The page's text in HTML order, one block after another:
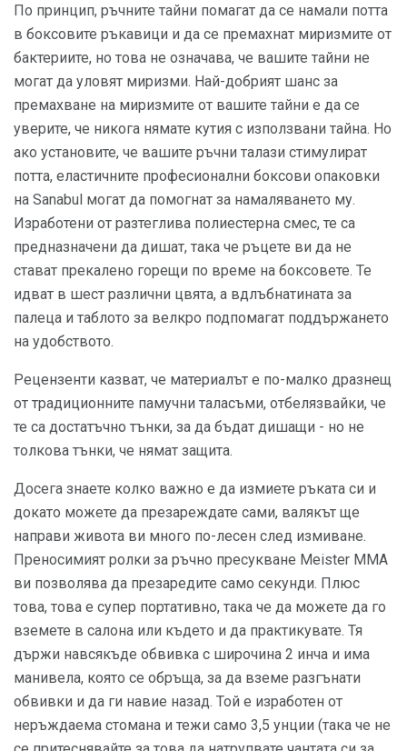
По принцип, ръчните тайни помагат да се намали потта
в боксовите ръкавици и да се премахнат миризмите от
бактериите, но това не означава, че вашите тайни не
могат да уловят миризми. Най-добрият шанс за
премахване на миризмите от вашите тайни е да се
уверите, че никога нямате кутия с използвани тайна. Но
ако установите, че вашите ръчни талази стимулират
потта, еластичните професионални боксови опаковки
на Sanabul могат да помогнат за намаляването му.
Изработени от разтеглива полиестерна смес, те са
предназначени да дишат, така че ръцете ви да не
стават прекалено горещи по време на боксовете. Те
идват в шест различни цвята, а вдлъбнатината за
палеца и таблото за велкро подпомагат поддържането
на удобството.
Рецензенти казват, че материалът е по-малко дразнещ
от традиционните памучни таласъми, отбелязвайки, че
те са достатъчно тънки, за да бъдат дишащи - но не
толкова тънки, че нямат защита.
Досега знаете колко важно е да измиете ръката си и
докато можете да презареждате сами, валякът ще
направи живота ви много по-лесен след измиване.
Преносимият ролки за ръчно пресукване Meister MMA
ви позволява да презаредите само секунди. Плюс
това, това е супер портативно, така че да можете да го
вземете в салона или където и да практикувате. Тя
държи навсякъде обвивка с широчина 2 инча и има
манивела, която се обръща, за да вземе разгънати
обвивки и да ги навие назад. Той е изработен от
неръждаема стомана и тежи само 3,5 унции (така че не